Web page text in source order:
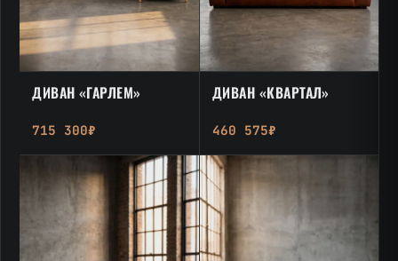
ДИВАН «ГАРЛЕМ»
715 300₽
ДИВАН «КВАРТАЛ»
460 575₽